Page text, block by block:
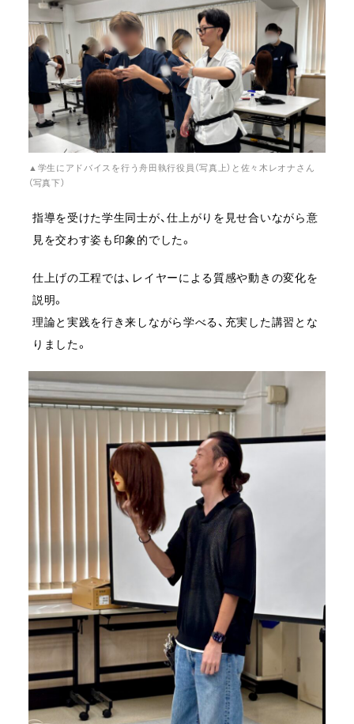
▲学生にアドバイスを行う舟田執行役員（写真上）と佐々木レオナさん
（写真下）
指導を受けた学生同士が、仕上がりを見せ合いながら意
見を交わす姿も印象的でした。
仕上げの工程では、レイヤーによる質感や動きの変化を
説明。
理論と実践を行き来しながら学べる、充実した講習とな
りました。